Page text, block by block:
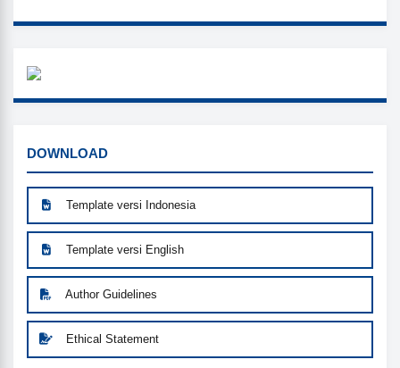
WHATSUP
MAKE_SUBMISSION
DOWNLOAD
Template versi Indonesia
Template versi English
Author Guidelines
Ethical Statement